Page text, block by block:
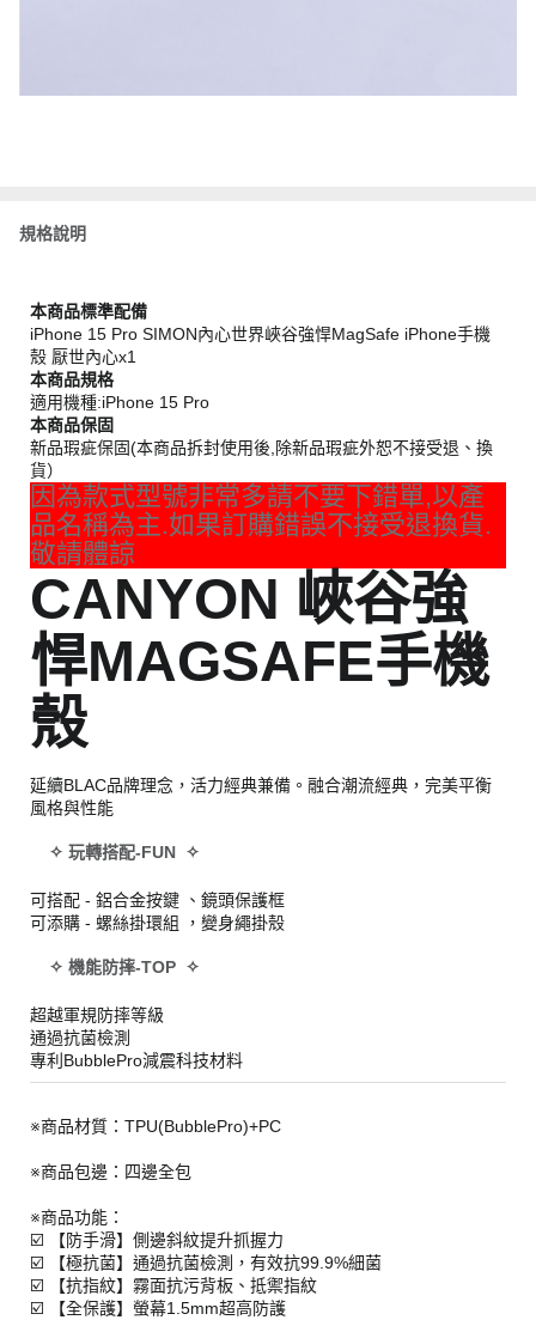
規格說明
本商品標準配備
iPhone 15 Pro SIMON內心世界峽谷強悍MagSafe iPhone手機
殼 厭世內心x1
本商品規格
適用機種:iPhone 15 Pro
本商品保固
新品瑕疵保固(本商品拆封使用後,除新品瑕疵外恕不接受退、換
貨）
因為款式型號非常多請不要下錯單,以產
品名稱為主.如果訂購錯誤不接受退換貨.
敬請體諒
CANYON 峽谷強
悍MAGSAFE手機
殼
延續BLAC品牌理念，活力經典兼備。融合潮流經典，完美平衡
風格與性能
✧ 玩轉搭配-FUN ✧
可搭配 - 鋁合金按鍵 、鏡頭保護框
可添購 - 螺絲掛環組 ，變身繩掛殼
✧ 機能防摔-TOP ✧
超越軍規防摔等級
通過抗菌檢測
專利BubblePro減震科技材料
※商品材質：TPU(BubblePro)+PC
※商品包邊：四邊全包
※商品功能：
☑️ 【防手滑】側邊斜紋提升抓握力
☑️ 【極抗菌】通過抗菌檢測，有效抗99.9%細菌
☑️ 【抗指紋】霧面抗污背板、抵禦指紋
☑️ 【全保護】螢幕1.5mm超高防護